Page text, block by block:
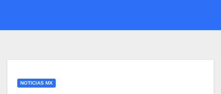
NOTICIAS MX